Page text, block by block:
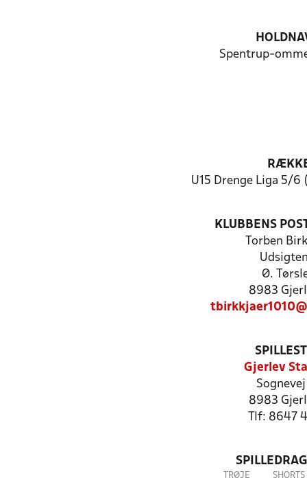
Spentrup-
U15 Drenge Liga 5/6
KLUBBENS
Torben
Ø.
8983
Gjerlev
Sognevej
8983
Tlf: 8647
TRØJE SHORTS